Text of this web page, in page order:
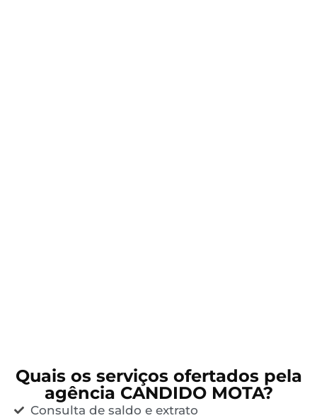
Quais os serviços ofertados pela
agência CANDIDO MOTA?
Consulta de saldo e extrato